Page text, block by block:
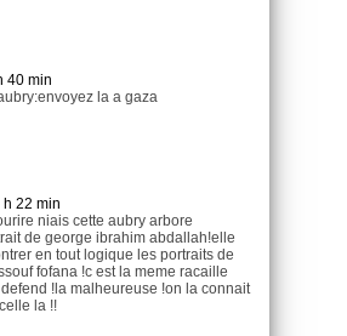
40 min
la a gaza
22 min
niais cette aubry arbore
de george ibrahim abdallah!elle
en tout logique les portraits de
fofana !c est la meme racaille
!la malheureuse !on la connait
la !!